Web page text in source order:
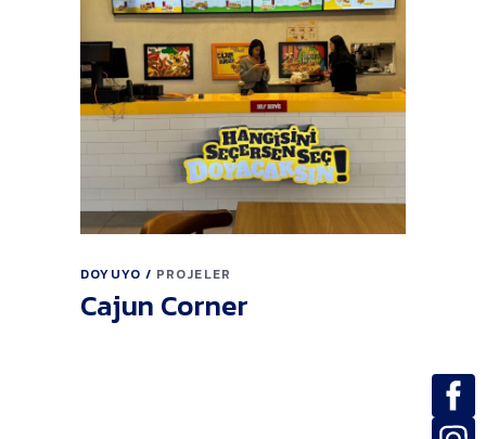
DOYUYO PROJELER
Cajun Corner